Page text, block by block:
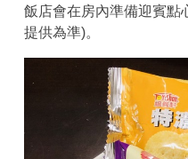
飯店會在房內準備迎賓點
提供為準)。